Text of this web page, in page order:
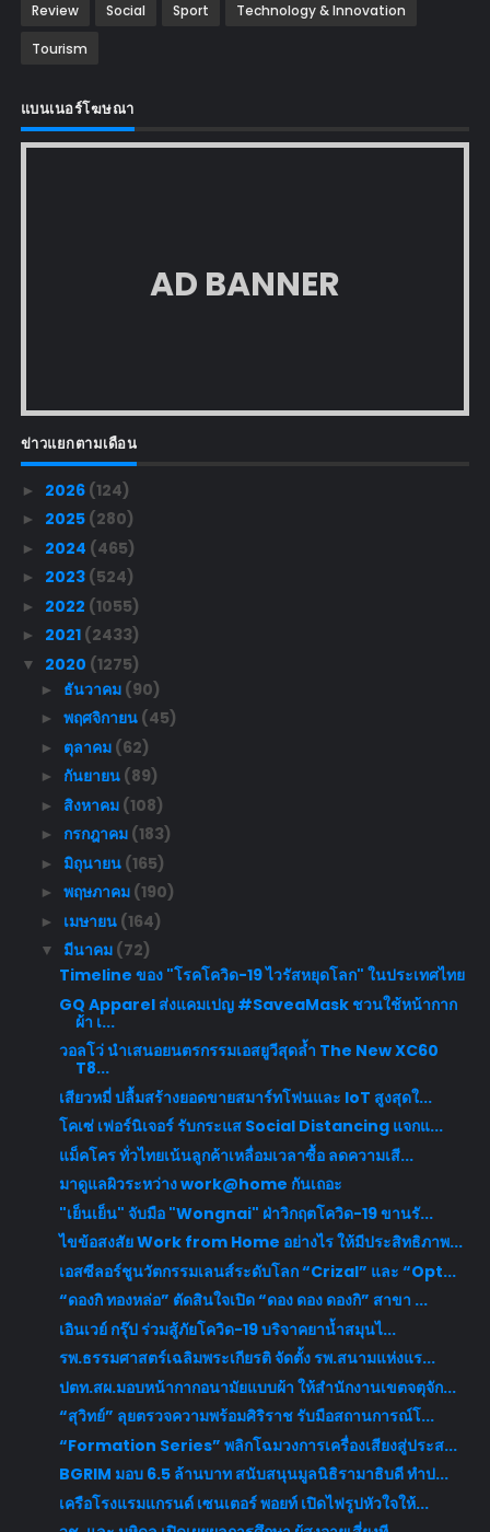
Review Social Sport Technology & Innovation
Tourism
แบนเนอร์โฆษณา
AD BANNER
ข่าวแยกตามเดือน
► 2026 (124)
► 2025 (280)
► 2024 (465)
► 2023 (524)
► 2022 (1055)
► 2021 (2433)
▼ 2020 (1275)
► ธันวาคม (90)
► พฤศจิกายน (45)
► ตุลาคม (62)
► กันยายน (89)
► สิงหาคม (108)
► กรกฎาคม (183)
► มิถุนายน (165)
► พฤษภาคม (190)
► เมษายน (164)
▼ มีนาคม (72)
Timeline ของ "โรคโควิด-19 ไวรัสหยุดโลก" ในประเทศไทย
GQ Apparel ส่งแคมเปญ #SaveaMask ชวนใช้หน้ากาก
ผ้า เ...
วอลโว่ นำเสนอยนตรกรรมเอสยูวีสุดล้ำ The New XC60
T8...
เสียวหมี่ ปลื้มสร้างยอดขายสมาร์ทโฟนและ IoT สูงสุดใ...
โคเซ่ เฟอร์นิเจอร์ รับกระแส Social Distancing แจกแ...
แม็คโคร ทั่วไทยเน้นลูกค้าเหลื่อมเวลาซื้อ ลดความเสี...
มาดูแลผิวระหว่าง work@home กันเถอะ
"เย็นเย็น" จับมือ "Wongnai" ฝ่าวิกฤตโควิด-19 ขานรั...
ไขข้อสงสัย Work from Home อย่างไร ให้มีประสิทธิภาพ...
เอสซีลอร์ชูนวัตกรรมเลนส์ระดับโลก “Crizal” และ “Opt...
“ดองกิ ทองหล่อ” ตัดสินใจเปิด “ดอง ดอง ดองกิ” สาขา ...
เอินเวย์ กรุ๊ป ร่วมสู้ภัยโควิด-19 บริจาคยาน้ำสมุนไ...
รพ.ธรรมศาสตร์เฉลิมพระเกียรติ จัดตั้ง รพ.สนามแห่งแร...
ปตท.สผ.มอบหน้ากากอนามัยแบบผ้า ให้สำนักงานเขตจตุจัก...
“สุวิทย์” ลุยตรวจความพร้อมศิริราช รับมือสถานการณ์โ...
“Formation Series” พลิกโฉมวงการเครื่องเสียงสู่ประส...
BGRIM มอบ 6.5 ล้านบาท สนับสนุนมูลนิธิรามาธิบดี ทำป...
เครือโรงแรมแกรนด์ เซนเตอร์ พอยท์ เปิดไฟรูปหัวใจให้...